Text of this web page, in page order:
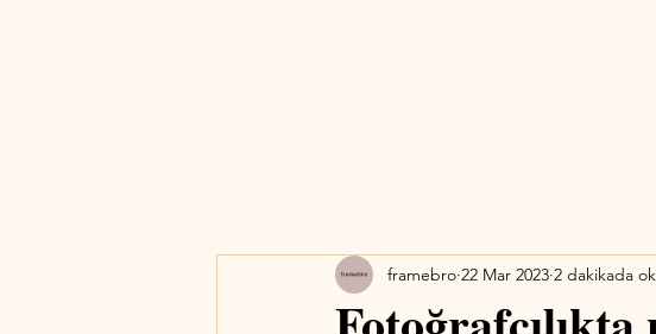
framebro 22 Mar 2023 2 dakikada